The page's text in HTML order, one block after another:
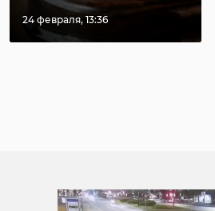
24 февраля, 13:36